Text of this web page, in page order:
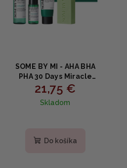
SOME BY MI - AHA BHA
PHA 30 Days Miracle
Starter Edition -
Zázračný štartovný set
na pleť 4ks
21,75 €
Skladom
Do košíka